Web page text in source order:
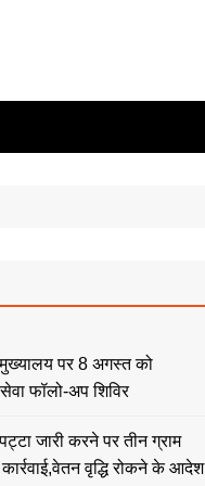
पर 8 अगस्त को
फॉलो-अप शिविर
जारी करने पर तीन ग्राम
वृद्धि रोकने के आदेश